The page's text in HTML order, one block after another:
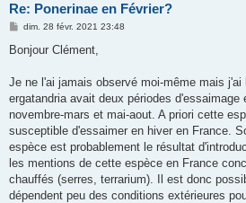
Re: Ponerinae en Février?
M
s
g
dim. 28 févr. 2021 23:48
Bonjour Clément,
Je ne l'ai jamais observé moi-même mais j'ai
ergatandria avait deux périodes d'essaimage
novembre-mars et mai-aout. A priori cette
susceptible d'essaimer en hiver en France.
espèce est probablement le résultat
les mentions de cette espèce en France
chauffés (serres, terrarium). Il est donc
dépendent peu des conditions extérieures